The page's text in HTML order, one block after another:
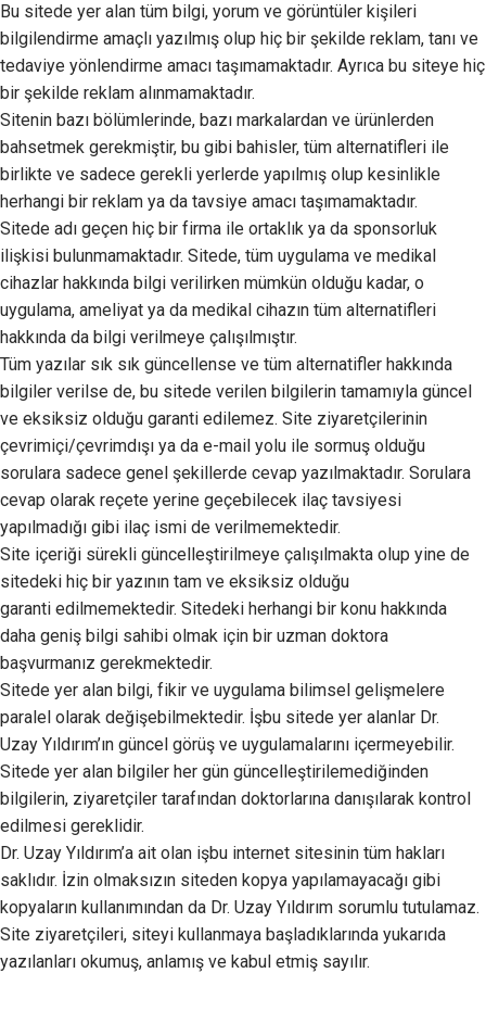
Bu sitede yer alan tüm bilgi, yorum ve görüntüler kişileri
bilgilendirme amaçlı yazılmış olup hiç bir şekilde reklam, tanı ve
tedaviye yönlendirme amacı taşımamaktadır. Ayrıca bu siteye hiç
bir şekilde reklam alınmamaktadır.
Sitenin bazı bölümlerinde, bazı markalardan ve ürünlerden
bahsetmek gerekmiştir, bu gibi bahisler, tüm alternatifleri ile
birlikte ve sadece gerekli yerlerde yapılmış olup kesinlikle
herhangi bir reklam ya da tavsiye amacı taşımamaktadır.
Sitede adı geçen hiç bir firma ile ortaklık ya da sponsorluk
ilişkisi bulunmamaktadır. Sitede, tüm uygulama ve medikal
cihazlar hakkında bilgi verilirken mümkün olduğu kadar, o
uygulama, ameliyat ya da medikal cihazın tüm alternatifleri
hakkında da bilgi verilmeye çalışılmıştır.
Tüm yazılar sık sık güncellense ve tüm alternatifler hakkında
bilgiler verilse de, bu sitede verilen bilgilerin tamamıyla güncel
ve eksiksiz olduğu garanti edilemez. Site ziyaretçilerinin
çevrimiçi/çevrimdışı ya da e-mail yolu ile sormuş olduğu
sorulara sadece genel şekillerde cevap yazılmaktadır. Sorulara
cevap olarak reçete yerine geçebilecek ilaç tavsiyesi
yapılmadığı gibi ilaç ismi de verilmemektedir.
Site içeriği sürekli güncelleştirilmeye çalışılmakta olup yine de
sitedeki hiç bir yazının tam ve eksiksiz olduğu
garanti edilmemektedir. Sitedeki herhangi bir konu hakkında
daha geniş bilgi sahibi olmak için bir uzman doktora
başvurmanız gerekmektedir.
Sitede yer alan bilgi, fikir ve uygulama bilimsel gelişmelere
paralel olarak değişebilmektedir. İşbu sitede yer alanlar Dr.
Uzay Yıldırım’ın güncel görüş ve uygulamalarını içermeyebilir.
Sitede yer alan bilgiler her gün güncelleştirilemediğinden
bilgilerin, ziyaretçiler tarafından doktorlarına danışılarak kontrol
edilmesi gereklidir.
Dr. Uzay Yıldırım’a ait olan işbu internet sitesinin tüm hakları
saklıdır. İzin olmaksızın siteden kopya yapılamayacağı gibi
kopyaların kullanımından da Dr. Uzay Yıldırım sorumlu tutulamaz.
Site ziyaretçileri, siteyi kullanmaya başladıklarında yukarıda
yazılanları okumuş, anlamış ve kabul etmiş sayılır.